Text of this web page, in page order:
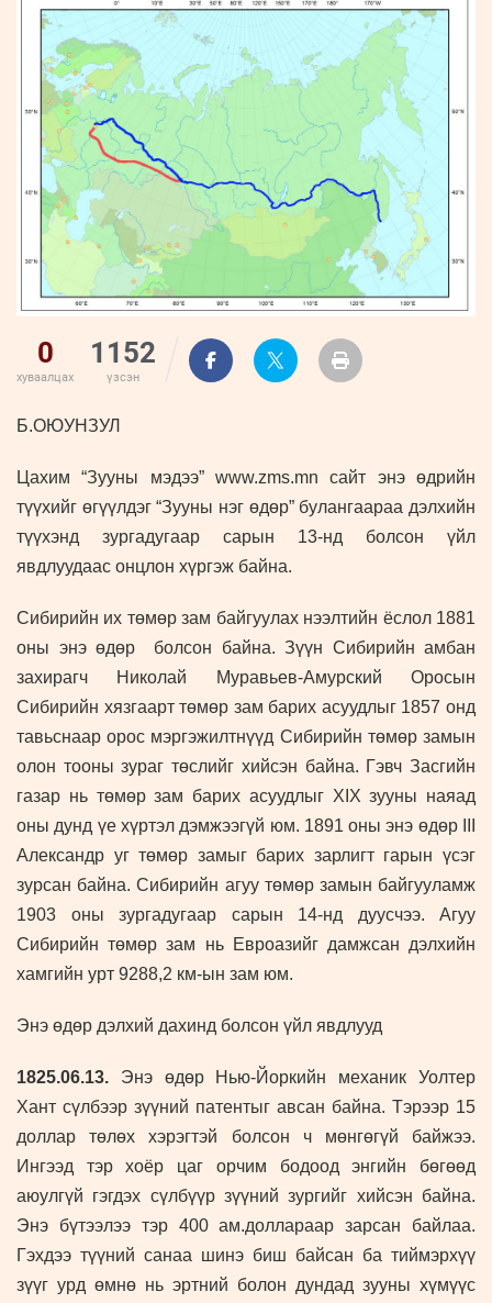
Бүртгүүлэх
Бизнес
хөгжил
Leaderships
forum
УРЛАГ
ҮНДЭСНИЙ
МЭДЭЭЛЛИЙН
ТӨВ
ВИДЕО
ZUUNII
MEDEE
WEEKLY
0
хуваалцах
1152
үзсэн
Б.ОЮУНЗУЛ
Цахим “Зууны мэдээ” www.zms.mn сайт энэ өдрийн
түүхийг өгүүлдэг “Зууны нэг өдөр” булангаараа дэлхийн
түүхэнд зургадугаар сарын 13-нд болсон үйл
явдлуудаас онцлон хүргэж байна.
Сибирийн их төмөр зам байгуулах нээлтийн ёслол 1881
оны энэ өдөр болсон байна. Зүүн Сибирийн амбан
захирагч Николай Муравьев-Амурский Оросын
Сибирийн хязгаарт төмөр зам барих асуудлыг 1857 онд
тавьснаар орос мэргэжилтнүүд Сибирийн төмөр замын
олон тооны зураг төслийг хийсэн байна. Гэвч Засгийн
газар нь төмөр зам барих асуудлыг XIX зууны наяад
оны дунд үе хүртэл дэмжээгүй юм. 1891 оны энэ өдөр III
Александр уг төмөр замыг барих зарлигт гарын үсэг
зурсан байна. Сибирийн агуу төмөр замын байгууламж
1903 оны зургадугаар сарын 14-нд дуусчээ. Агуу
Сибирийн төмөр зам нь Евроазийг дамжсан дэлхийн
хамгийн урт 9288,2 км-ын зам юм.
Энэ өдөр дэлхий дахинд болсон үйл явдлууд
1825.06.13. Энэ өдөр Нью-Йоркийн механик Уолтер
Хант сүлбээр зүүний патентыг авсан байна. Тэрээр 15
доллар төлөх хэрэгтэй болсон ч мөнгөгүй байжээ.
Ингээд тэр хоёр цаг орчим бодоод энгийн бөгөөд
аюулгүй гэгдэх сүлбүүр зүүний зургийг хийсэн байна.
Энэ бүтээлээ тэр 400 ам.доллараар зарсан байлаа.
Гэхдээ түүний санаа шинэ биш байсан ба тиймэрхүү
зүүг урд өмнө нь эртний болон дундад зууны хүмүүс